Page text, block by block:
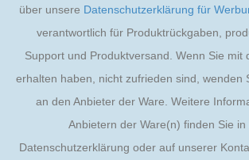
über unsere Datenschutzerklärung für
verantwortlich für Produktrückgaben,
Support und Produktversand. Wenn Sie mit
erhalten haben, nicht zufrieden sind, wenden
an den Anbieter der Ware. Weitere
Anbietern der Ware(n) finden Sie
Datenschutzerklärung oder auf unserer